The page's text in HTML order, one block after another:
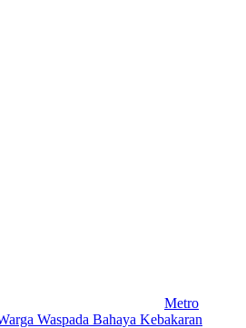
Metro
Waspada Bahaya Kebakaran